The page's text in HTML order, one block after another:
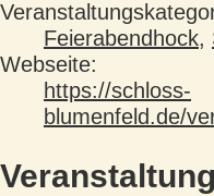
Feierabendhock,
Webseite:
https://schloss-
blumenfeld.de/